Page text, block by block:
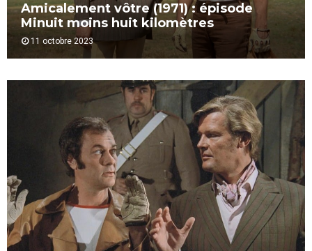
Amicalement vôtre (1971) : épisode
Minuit moins huit kilomètres
11 octobre 2023